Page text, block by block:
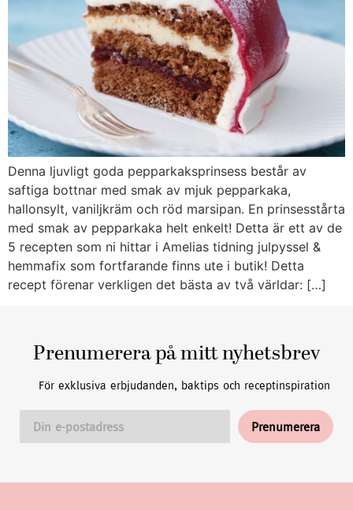
Denna ljuvligt goda pepparkaksprinsess består av
saftiga bottnar med smak av mjuk pepparkaka,
hallonsylt, vaniljkräm och röd marsipan. En prinsesstårta
med smak av pepparkaka helt enkelt! Detta är ett av de
5 recepten som ni hittar i Amelias tidning julpyssel &
hemmafix som fortfarande finns ute i butik! Detta
recept förenar verkligen det bästa av två världar: […]
Prenumerera på mitt nyhetsbrev
För exklusiva erbjudanden, baktips och receptinspiration